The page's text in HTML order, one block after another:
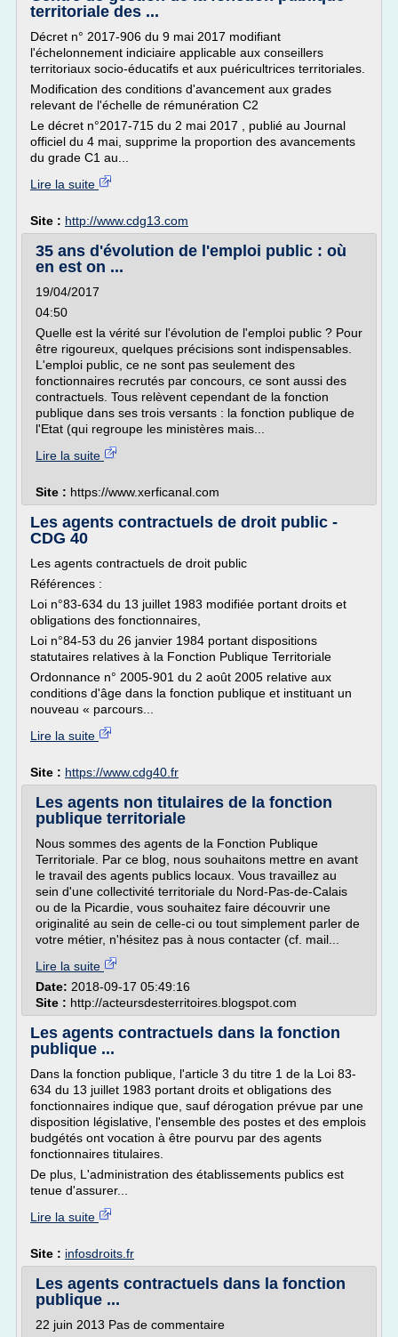
territoriale des ...
Décret n° 2017-906 du 9 mai 2017 modifiant
l'échelonnement indiciaire applicable aux conseillers
territoriaux socio-éducatifs et aux puéricultrices territoriales.
Modification des conditions d'avancement aux grades
relevant de l'échelle de rémunération C2
Le décret n°2017-715 du 2 mai 2017 , publié au Journal
officiel du 4 mai, supprime la proportion des avancements
du grade C1 au...
Lire la suite
Site : http://www.cdg13.com
35 ans d'évolution de l'emploi public : où
en est on ...
19/04/2017
04:50
Quelle est la vérité sur l'évolution de l'emploi public ? Pour
être rigoureux, quelques précisions sont indispensables.
L'emploi public, ce ne sont pas seulement des
fonctionnaires recrutés par concours, ce sont aussi des
contractuels. Tous relèvent cependant de la fonction
publique dans ses trois versants : la fonction publique de
l'Etat (qui regroupe les ministères mais...
Lire la suite
Site : https://www.xerficanal.com
Les agents contractuels de droit public -
CDG 40
Les agents contractuels de droit public
Références :
Loi n°83-634 du 13 juillet 1983 modifiée portant droits et
obligations des fonctionnaires,
Loi n°84-53 du 26 janvier 1984 portant dispositions
statutaires relatives à la Fonction Publique Territoriale
Ordonnance n° 2005-901 du 2 août 2005 relative aux
conditions d'âge dans la fonction publique et instituant un
nouveau « parcours...
Lire la suite
Site : https://www.cdg40.fr
Les agents non titulaires de la fonction
publique territoriale
Nous sommes des agents de la Fonction Publique
Territoriale. Par ce blog, nous souhaitons mettre en avant
le travail des agents publics locaux. Vous travaillez au
sein d'une collectivité territoriale du Nord-Pas-de-Calais
ou de la Picardie, vous souhaitez faire découvrir une
originalité au sein de celle-ci ou tout simplement parler de
votre métier, n'hésitez pas à nous contacter (cf. mail...
Lire la suite
Date: 2018-09-17 05:49:16
Site : http://acteursdesterritoires.blogspot.com
Les agents contractuels dans la fonction
publique ...
Dans la fonction publique, l'article 3 du titre 1 de la Loi 83-
634 du 13 juillet 1983 portant droits et obligations des
fonctionnaires indique que, sauf dérogation prévue par une
disposition législative, l'ensemble des postes et des emplois
budgétés ont vocation à être pourvu par des agents
fonctionnaires titulaires.
De plus, L'administration des établissements publics est
tenue d'assurer...
Lire la suite
Site : infosdroits.fr
Les agents contractuels dans la fonction
publique ...
22 juin 2013 Pas de commentaire